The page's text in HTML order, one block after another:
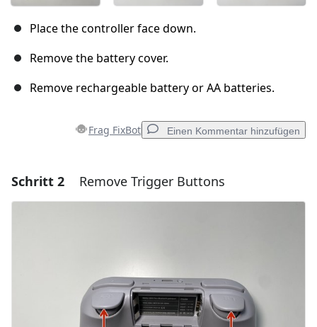
Place the controller face down.
Remove the battery cover.
Remove rechargeable battery or AA batteries.
Frag FixBot Einen Kommentar hinzufügen
Einen Kommentar hinzufügen
Abbrechen
Schritt 2 Remove Trigger Buttons